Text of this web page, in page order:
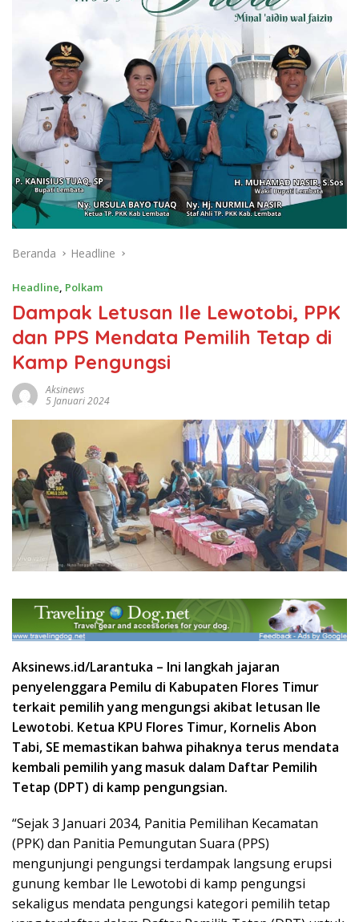
Beranda Headline
Headline, Polkam
Dampak Letusan Ile Lewotobi, PPK
dan PPS Mendata Pemilih Tetap di
Kamp Pengungsi
Aksinews
5 Januari 2024
Aksinews.id/Larantuka – Ini langkah jajaran
penyelenggara Pemilu di Kabupaten Flores Timur
terkait pemilih yang mengungsi akibat letusan Ile
Lewotobi. Ketua KPU Flores Timur, Kornelis Abon
Tabi, SE memastikan bahwa pihaknya terus mendata
kembali pemilih yang masuk dalam Daftar Pemilih
Tetap (DPT) di kamp pengungsian.
“Sejak 3 Januari 2034, Panitia Pemilihan Kecamatan
(PPK) dan Panitia Pemungutan Suara (PPS)
mengunjungi pengungsi terdampak langsung erupsi
gunung kembar Ile Lewotobi di kamp pengungsi
sekaligus mendata pengungsi kategori pemilih tetap